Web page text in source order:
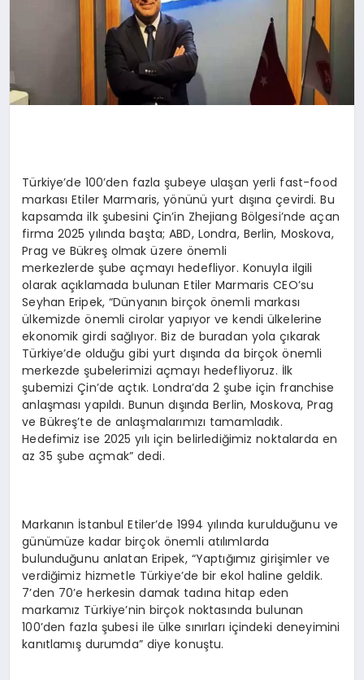
Türkiye’de 100’den fazla şubeye ulaşan yerli fast-food
markası Etiler Marmaris, yönünü yurt dışına çevirdi. Bu
kapsamda ilk şubesini Çin’in Zhejiang Bölgesi’nde açan
firma 2025 yılında başta; ABD, Londra, Berlin, Moskova,
Prag ve Bükreş olmak üzere önemli
merkezlerde şube açmayı hedefliyor. Konuyla ilgili
olarak açıklamada bulunan Etiler Marmaris CEO’su
Seyhan Eripek, “Dünyanın birçok önemli markası
ülkemizde önemli cirolar yapıyor ve kendi ülkelerine
ekonomik girdi sağlıyor. Biz de buradan yola çıkarak
Türkiye’de olduğu gibi yurt dışında da birçok önemli
merkezde şubelerimizi açmayı hedefliyoruz. İlk
şubemizi Çin’de açtık. Londra’da 2 şube için franchise
anlaşması yapıldı. Bunun dışında Berlin, Moskova, Prag
ve Bükreş’te de anlaşmalarımızı tamamladık.
Hedefimiz ise 2025 yılı için belirlediğimiz noktalarda en
az 35 şube açmak” dedi.
Markanın İstanbul Etiler’de 1994 yılında kurulduğunu ve
günümüze kadar birçok önemli atılımlarda
bulunduğunu anlatan Eripek, “Yaptığımız girişimler ve
verdiğimiz hizmetle Türkiye’de bir ekol haline geldik.
7’den 70’e herkesin damak tadına hitap eden
markamız Türkiye’nin birçok noktasında bulunan
100’den fazla şubesi ile ülke sınırları içindeki deneyimini
kanıtlamış durumda” diye konuştu.